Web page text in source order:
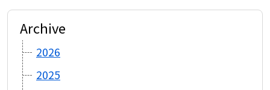
Archive
2026
2025